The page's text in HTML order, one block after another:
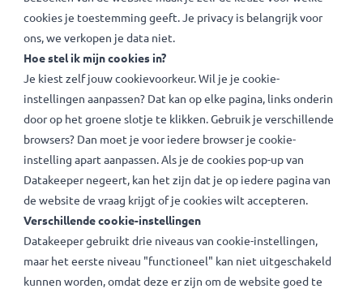
van relevante informatie en advertenties.
Noodzakelijke cookies worden altijd geplaatst. Bij het
bezoeken van de website maak je zelf de keuze voor welke
cookies je toestemming geeft. Je privacy is belangrijk voor
ons, we verkopen je data niet.
Hoe stel ik mijn cookies in?
Je kiest zelf jouw cookievoorkeur. Wil je je cookie-
instellingen aanpassen? Dat kan op elke pagina, links
door op het groene slotje te klikken. Gebruik je
browsers? Dan moet je voor iedere browser je cookie-
instelling apart aanpassen. Als je de cookies pop-up van
Datakeeper negeert, kan het zijn dat je op iedere pagina
de website de vraag krijgt of je cookies wilt accepteren.